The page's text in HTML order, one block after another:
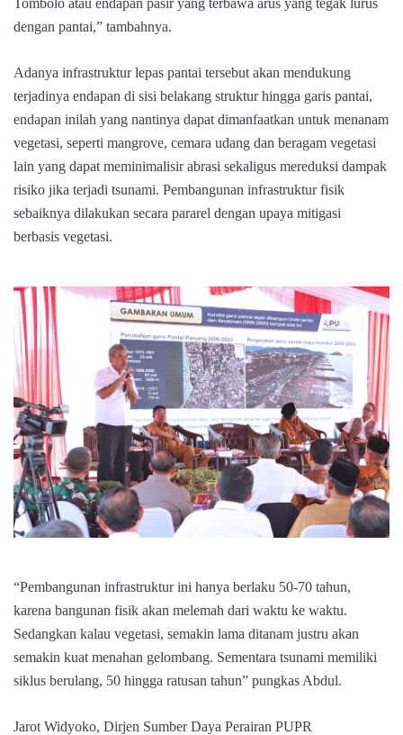
Tombolo atau endapan pasir yang terbawa arus yang tegak lurus
dengan pantai,” tambahnya.
Adanya infrastruktur lepas pantai tersebut akan mendukung
terjadinya endapan di sisi belakang struktur hingga garis pantai,
endapan inilah yang nantinya dapat dimanfaatkan untuk menanam
vegetasi, seperti mangrove, cemara udang dan beragam vegetasi
lain yang dapat meminimalisir abrasi sekaligus mereduksi dampak
risiko jika terjadi tsunami. Pembangunan infrastruktur fisik
sebaiknya dilakukan secara pararel dengan upaya mitigasi
berbasis vegetasi.
“Pembangunan infrastruktur ini hanya berlaku 50-70 tahun,
karena bangunan fisik akan melemah dari waktu ke waktu.
Sedangkan kalau vegetasi, semakin lama ditanam justru akan
semakin kuat menahan gelombang. Sementara tsunami memiliki
siklus berulang, 50 hingga ratusan tahun” pungkas Abdul.
Jarot Widyoko, Dirjen Sumber Daya Perairan PUPR